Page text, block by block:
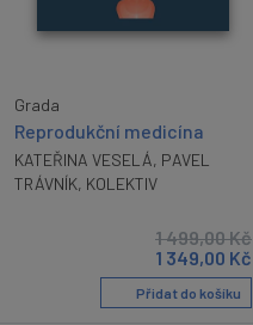
Grada
Reprodukční medicína
KATEŘINA VESELÁ, PAVEL
TRÁVNÍK, KOLEKTIV
1 499,00Kč
1 349,00 Kč
Přidat do košíku